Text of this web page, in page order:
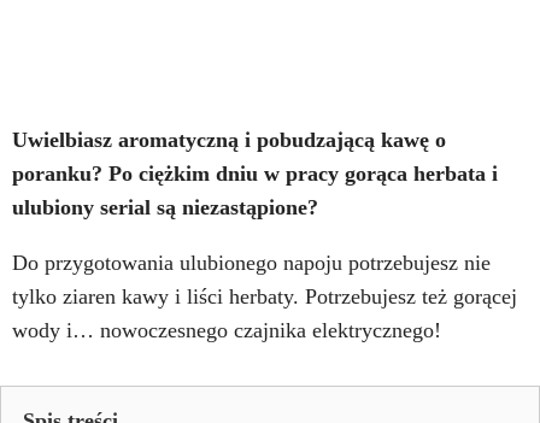
Uwielbiasz aromatyczną i pobudzającą kawę o
poranku? Po ciężkim dniu w pracy gorąca herbata i
ulubiony serial są niezastąpione?
Do przygotowania ulubionego napoju potrzebujesz nie
tylko ziaren kawy i liści herbaty. Potrzebujesz też gorącej
wody i… nowoczesnego czajnika elektrycznego!